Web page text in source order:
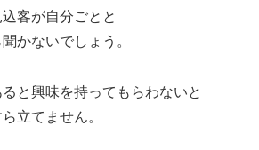
客が自分ごとと
かないでしょう。
と興味を持ってもらわないと
立てません。